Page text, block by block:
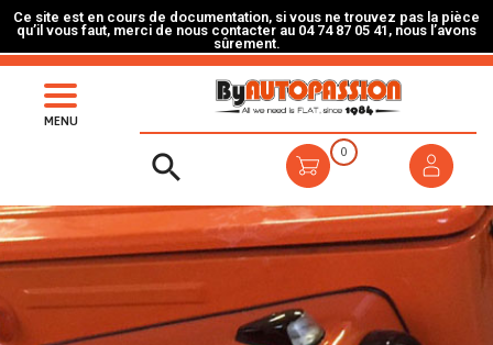
Ce site est en cours de documentation, si vous ne trouvez pas la pièce
qu’il vous faut, merci de nous contacter au 04 74 87 05 41, nous l’avons
sûrement.
MENU
 0